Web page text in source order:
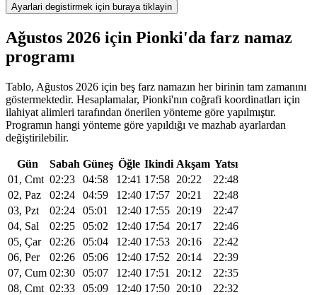
Ayarlari degistirmek için buraya tiklayin
Ağustos 2026 için Pionki'da farz namaz
programı
Tablo, Ağustos 2026 için beş farz namazın her birinin tam zamanını
göstermektedir. Hesaplamalar, Pionki'nın coğrafi koordinatları için
ilahiyat alimleri tarafından önerilen yönteme göre yapılmıştır.
Programın hangi yönteme göre yapıldığı ve mazhab ayarlardan
değiştirilebilir.
Gün Sabah Güneş Öğle Ikindi Akşam Yatsı
01, Cmt 02:23 04:58 12:41 17:58 20:22
22:48
02, Paz
02:24 04:59 12:40 17:57 20:21
22:48
03, Pzt
02:24 05:01 12:40 17:55 20:19
22:47
04, Sal
02:25 05:02 12:40 17:54 20:17
22:46
05, Çar
02:26 05:04 12:40 17:53 20:16
22:42
06, Per
02:26 05:06 12:40 17:52 20:14
22:39
07, Cum 02:30 05:07 12:40 17:51 20:12
22:35
08, Cmt 02:33 05:09 12:40 17:50 20:10
22:32